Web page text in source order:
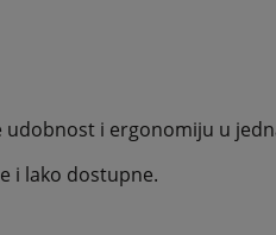
i ergonomiju u
i lako dostupne.